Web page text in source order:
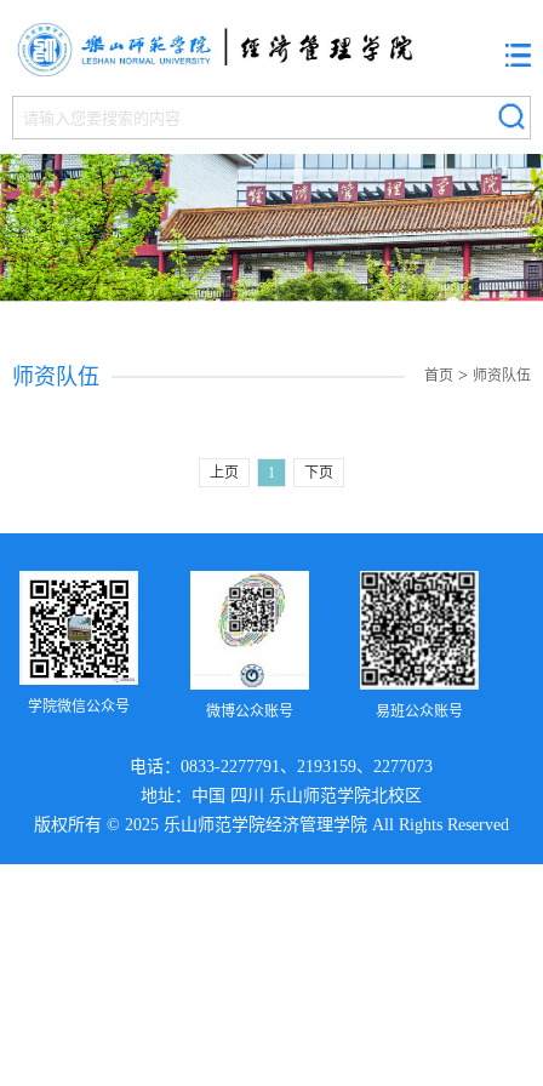
首页 > 师资队伍
师资队伍
上页 1 下页
学院微信公众号 微博公众账号 易班公众账号
电话：0833-2277791、2193159、2277073
地址：中国 四川 乐山师范学院北校区
版权所有 © 2025 乐山师范学院经济管理学院 All Rights Reserved